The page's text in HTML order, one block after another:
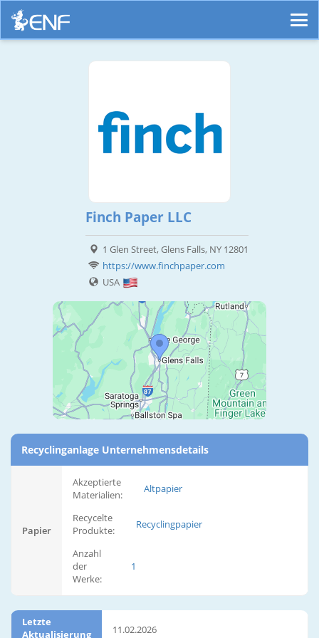
Finch Paper LLC
1 Glen Street, Glens Falls, NY 12801
https://www.finchpaper.com
USA
Recyclinganlage Unternehmensdetails
Papier
Akzeptierte
Materialien:
Altpapier
Recycelte
Produkte:
Recyclingpapier
Anzahl
der
Werke:
1
Letzte
Aktualisierung
11.02.2026